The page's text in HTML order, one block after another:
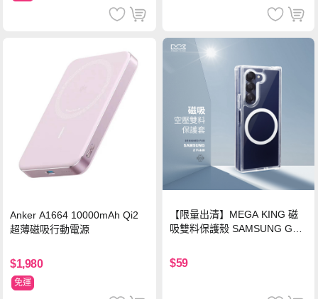
Anker A1664 10000mAh Qi2
超薄磁吸行動電源
$1,980
免運
【限量出清】MEGA KING 磁
吸雙料保護殼 SAMSUNG Gala
$59